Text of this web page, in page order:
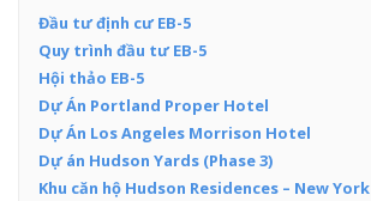
Đầu tư định cư EB-5
Quy trình đầu tư EB-5
Hội thảo EB-5
Dự Án Portland Proper Hotel
Dự Án Los Angeles Morrison Hotel
Dự án Hudson Yards (Phase 3)
Khu căn hộ Hudson Residences – New York